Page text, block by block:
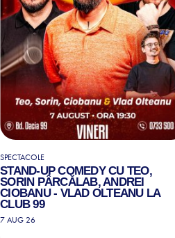
SPECTACOLE
STAND-UP COMEDY CU TEO,
SORIN PÂRCĂLAB, ANDREI
CIOBANU - VLAD OLTEANU LA
CLUB 99
7 AUG 26